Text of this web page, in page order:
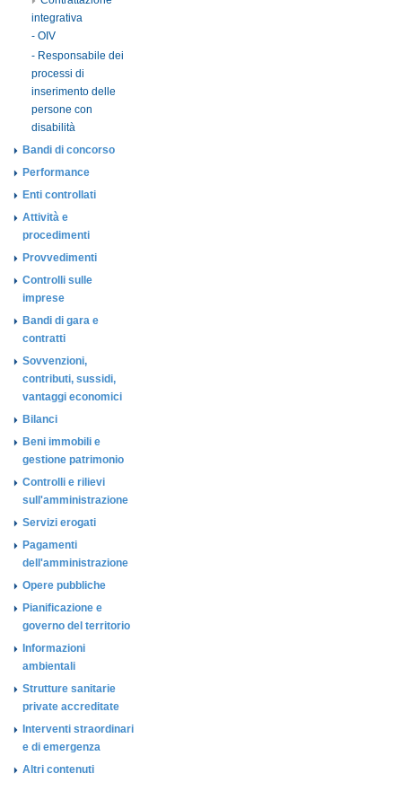
integrativa
- OIV
- Responsabile dei
processi di
inserimento delle
persone con
disabilità
Bandi di concorso
Performance
Enti controllati
Attività e
procedimenti
Provvedimenti
Controlli sulle
imprese
Bandi di gara e
contratti
Sovvenzioni,
contributi, sussidi,
vantaggi economici
Bilanci
Beni immobili e
gestione patrimonio
Controlli e rilievi
sull'amministrazione
Servizi erogati
Pagamenti
dell'amministrazione
Opere pubbliche
Pianificazione e
governo del territorio
Informazioni
ambientali
Strutture sanitarie
private accreditate
Interventi straordinari
e di emergenza
Altri contenuti